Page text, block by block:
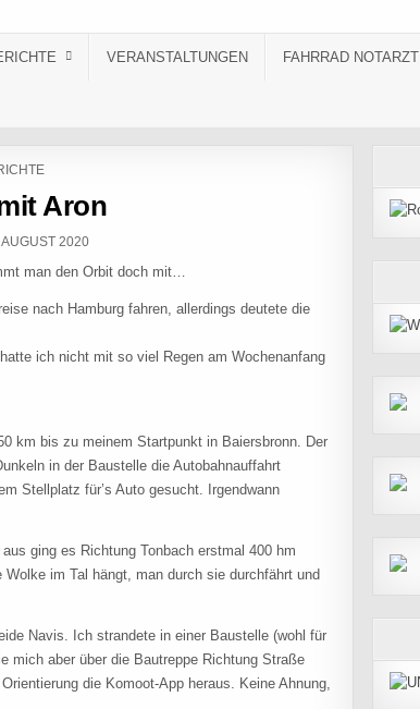
VERANSTALTUNGEN FAHRRAD NOTARZT
Aron
DATE:
AUGUST 2020
man den Orbit doch mit…
nach Hamburg fahren, allerdings deutete die
ich nicht mit so viel Regen am Wochenanfang
km bis zu meinem Startpunkt in Baiersbronn. Der
in der Baustelle die Autobahnauffahrt
Stellplatz für’s Auto gesucht. Irgendwann
ging es Richtung Tonbach erstmal 400 hm
im Tal hängt, man durch sie durchfährt und
Navis. Ich strandete in einer Baustelle (wohl für
mich aber über die Bautreppe Richtung Straße
die Komoot-App heraus. Keine Ahnung,